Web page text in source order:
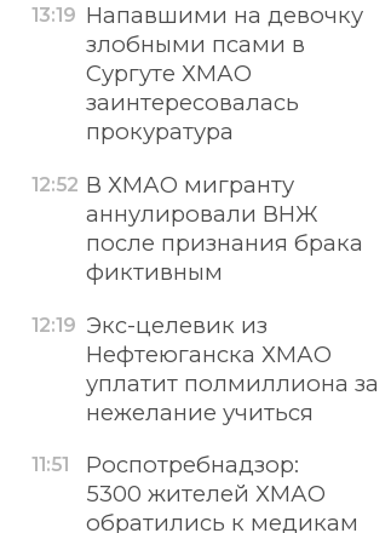
13:19 Напавшими на девочку
злобными псами в
Сургуте ХМАО
заинтересовалась
прокуратура
12:52 В ХМАО мигранту
аннулировали ВНЖ
после признания брака
фиктивным
12:19 Экс-целевик из
Нефтеюганска ХМАО
уплатит полмиллиона за
нежелание учиться
11:51
Роспотребнадзор:
5300 жителей ХМАО
обратились к медикам